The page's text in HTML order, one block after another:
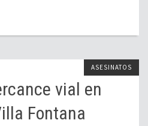
ASESINATOS
vial en
Fontana